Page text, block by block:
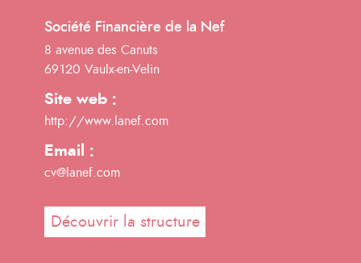
Société Financière de la Nef
8 avenue des Canuts
69120 Vaulx-en-Velin
Site web :
http://www.lanef.com
Email :
cv@lanef.com
Découvrir la structure